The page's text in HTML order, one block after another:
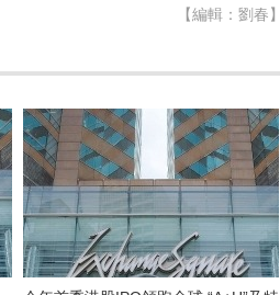
【編輯：劉春】